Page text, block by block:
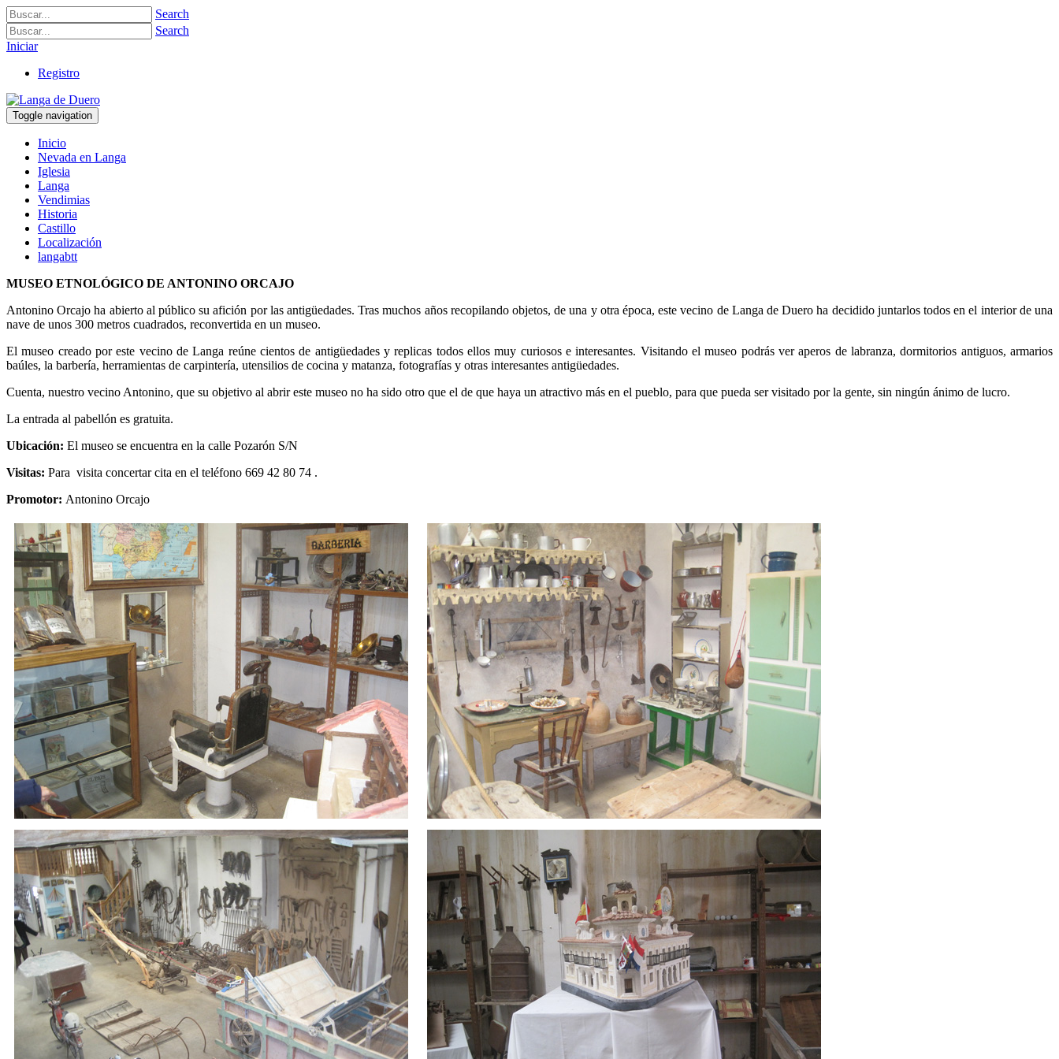
Search
Search
Iniciar
Registro
Toggle navigation
Inicio
Nevada en Langa
Iglesia
Langa
Vendimias
Historia
Castillo
Localización
langabtt
MUSEO ETNOLÓGICO DE ANTONINO ORCAJO
Antonino Orcajo ha abierto al público su afición por las antigüedades. Tras muchos años recopilando objetos, de una y otra época, este vecino de Langa de Duero ha decidido juntarlos todos en el interior de una
nave de unos 300 metros cuadrados, reconvertida en un museo.
El museo creado por este vecino de Langa reúne cientos de antigüedades y replicas todos ellos muy curiosos e interesantes. Visitando el museo podrás ver aperos de labranza, dormitorios antiguos, armarios
baúles, la barbería, herramientas de carpintería, utensilios de cocina y matanza, fotografías y otras interesantes antigüedades.
Cuenta, nuestro vecino Antonino, que su objetivo al abrir este museo no ha sido otro que el de que haya un atractivo más en el pueblo, para que pueda ser visitado por la gente, sin ningún ánimo de lucro.
La entrada al pabellón es gratuita.
Ubicación: El museo se encuentra en la calle Pozarón S/N
Visitas: Para visita concertar cita en el teléfono 669 42 80 74 .
Promotor: Antonino Orcajo